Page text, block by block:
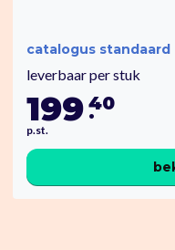
catalogus standaard
leverbaar per stuk
199 .
40
p.st.